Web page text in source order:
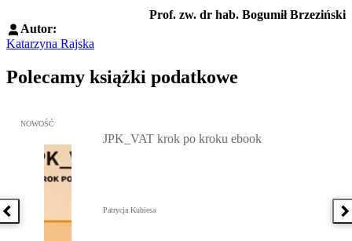
Prof. zw. dr hab. Bogumił Brzeziński
Autor:
Katarzyna Rajska
Polecamy książki podatkowe
Poprzednia książka
Przejdź do: JPK_VAT krok po kroku ebook, Patrycja Kubiesa -
NOWOŚĆ
JPK_VAT krok po kroku ebook
Patrycja Kubiesa